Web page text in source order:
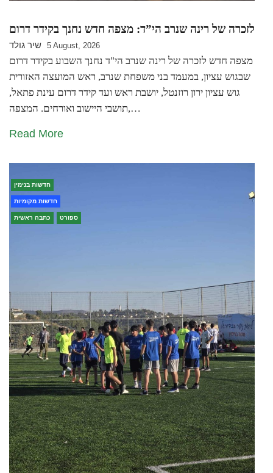
לזכרה של רינה שנרב הי”ד: מצפה חדש נחנך בקידר דרום
שיר גולד 5 August, 2026
מצפה חדש לזכרה של רינה שנרב הי"ד נחנך השבוע בקידר דרום
שבגוש עציון, במעמד בני משפחת שנרב, ראש המועצה האזורית
גוש עציון ירון רוזנטל, יושבת ראש ועד קידר דרום עינת פתאל,
תושבי היישוב ואורחים. המצפה,…
Read More
חדשות בנימין
חדשות מקומיות
כתבה ראשית ספורט